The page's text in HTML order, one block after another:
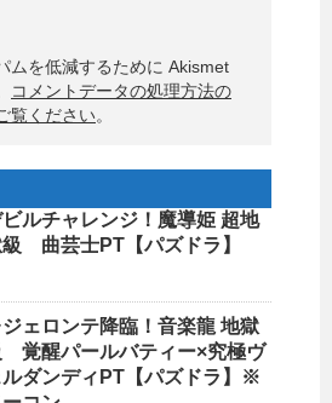
ムを低減するために Akismet
コメントデータの処理方法の
覧ください。
ビルチャレンジ！魔導姫 超地
曲芸士PT【パズドラ】
ジェロンテ降臨！音楽龍 地獄
覚醒パールバティー×究極ヴ
ルダンディPT【パズドラ】※